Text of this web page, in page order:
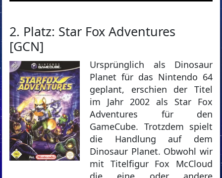
2. Platz: Star Fox Adventures
[GCN]
Ursprünglich als Dinosaur
Planet für das Nintendo 64
geplant, erschien der Titel
im Jahr 2002 als Star Fox
Adventures für den
GameCube. Trotzdem spielt
die Handlung auf dem
Dinosaur Planet. Obwohl wir
mit Titelfigur Fox McCloud